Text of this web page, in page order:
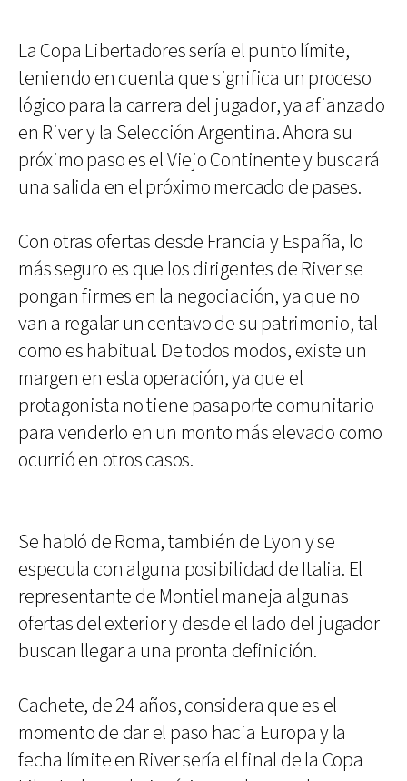
La Copa Libertadores sería el punto límite,
teniendo en cuenta que significa un proceso
lógico para la carrera del jugador, ya afianzado
en River y la Selección Argentina. Ahora su
próximo paso es el Viejo Continente y buscará
una salida en el próximo mercado de pases.
Con otras ofertas desde Francia y España, lo
más seguro es que los dirigentes de River se
pongan firmes en la negociación, ya que no
van a regalar un centavo de su patrimonio, tal
como es habitual. De todos modos, existe un
margen en esta operación, ya que el
protagonista no tiene pasaporte comunitario
para venderlo en un monto más elevado como
ocurrió en otros casos.
Se habló de Roma, también de Lyon y se
especula con alguna posibilidad de Italia. El
representante de Montiel maneja algunas
ofertas del exterior y desde el lado del jugador
buscan llegar a una pronta definición.
Cachete, de 24 años, considera que es el
momento de dar el paso hacia Europa y la
fecha límite en River sería el final de la Copa